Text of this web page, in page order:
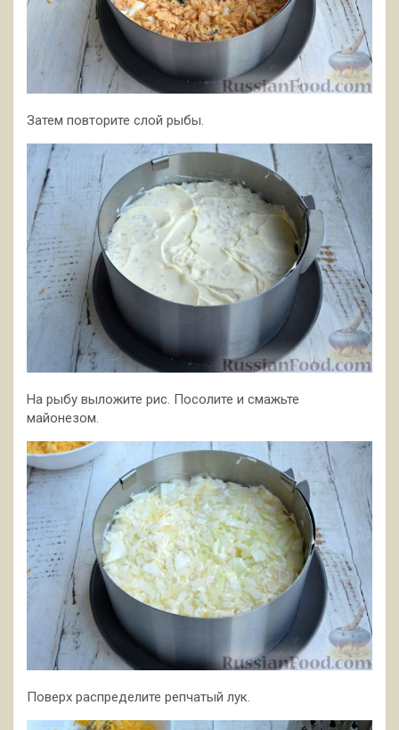
Затем повторите слой рыбы.
На рыбу выложите рис. Посолите и смажьте
майонезом.
Поверх распределите репчатый лук.